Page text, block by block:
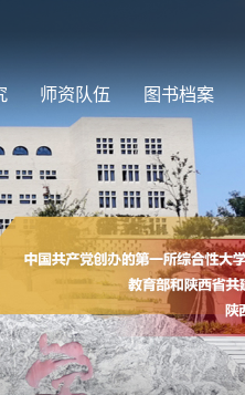
师资队伍 图书档案